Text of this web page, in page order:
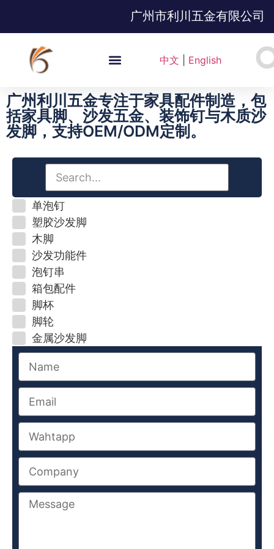
广州市利川五金有限公司
中文 English
广州利川五金专注于家具配件制造，包
括家具脚、沙发五金、装饰钉与木质沙
发脚，支持OEM/ODM定制。
单泡钉
塑胶沙发脚
木脚
沙发功能件
泡钉串
箱包配件
脚杯
脚轮
金属沙发脚